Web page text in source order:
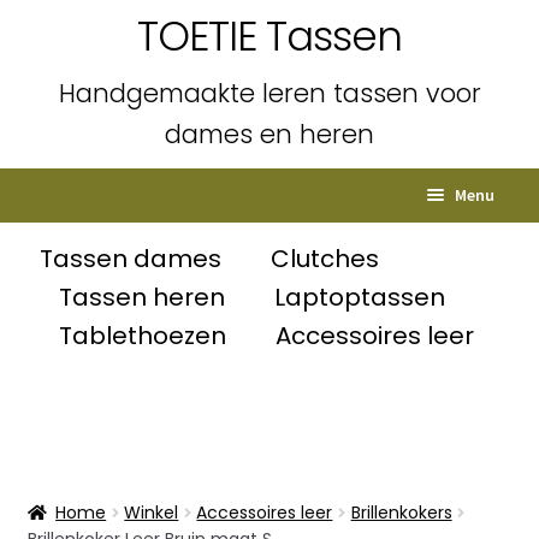
TOETIE Tassen
Handgemaakte leren tassen voor
dames en heren
navigatie
inhoud
Menu
Home
Mijn account
Tassen dames
Clutches
Tassen heren
Laptoptassen
Tablethoezen
Accessoires leer
Home Winkel Accessoires leer
Brillenkokers